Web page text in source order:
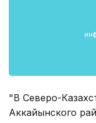
"В Северо-
Аккайынского